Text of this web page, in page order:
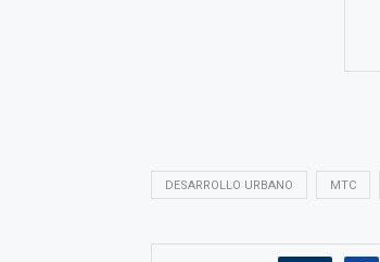
DESARROLLO URBANO MTC